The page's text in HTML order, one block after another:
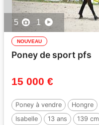
5 1
NOUVEAU
Poney de sport pfs
15 000 €
Poney à vendre Hongre
Isabelle
13 ans 139 cm